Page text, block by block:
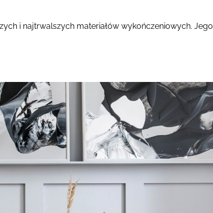
i najtrwalszych materiałów wykończeniowych. Jego